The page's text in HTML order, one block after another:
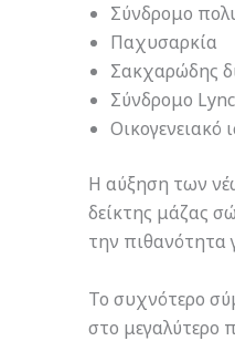
Σύνδρομο
Παχυσαρκία
Σακχαρώδης
Σύνδρομο
Οικογενειακό
Η αύξηση των
δείκτης μάζας
την πιθανότητα
Το συχνότερο
στο μεγαλύτερο